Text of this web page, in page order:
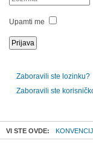
Upamti me
Zaboravili ste lozinku?
Zaboravili ste
VI STE OVDE: